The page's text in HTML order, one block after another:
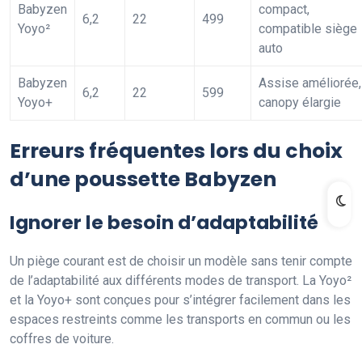
Babyzen
Yoyo²
6,2 22 499
compact,
compatible siège
auto
Babyzen
Yoyo+
6,2 22 599
Assise améliorée,
canopy élargie
Erreurs fréquentes lors du choix
d’une poussette Babyzen
Ignorer le besoin d’adaptabilité
Un piège courant est de choisir un modèle sans tenir compte
de l’adaptabilité aux différents modes de transport. La Yoyo²
et la Yoyo+ sont conçues pour s’intégrer facilement dans les
espaces restreints comme les transports en commun ou les
coffres de voiture.